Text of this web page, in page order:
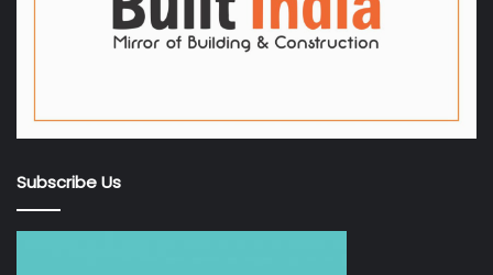
Subscribe Us